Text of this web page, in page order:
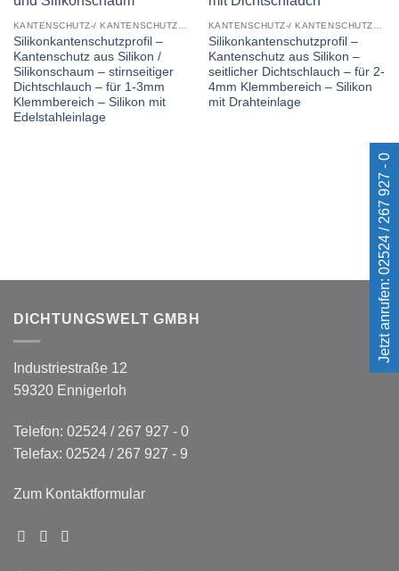
Silikonkantenschutzprofil –
Kantenschutz aus Silikon /
Silikonschaum – stirnseitiger
Dichtschlauch – für 1-3mm
Klemmbereich – Silikon mit
Edelstahleinlage
Silikonkantenschutzprofil –
Kantenschutz aus Silikon –
seitlicher Dichtschlauch – für 2-
4mm Klemmbereich – Silikon
mit Drahteinlage
DICHTUNGSWELT GMBH
Industriestraße 12
59320 Ennigerloh
Telefon: 02524 / 267 927 - 0
Telefax: 02524 / 267 927 - 9
Zum Kontaktformular
Jetzt anrufen: 02524 / 267 927 - 0